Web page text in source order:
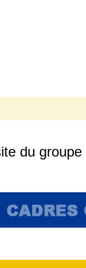
du groupe